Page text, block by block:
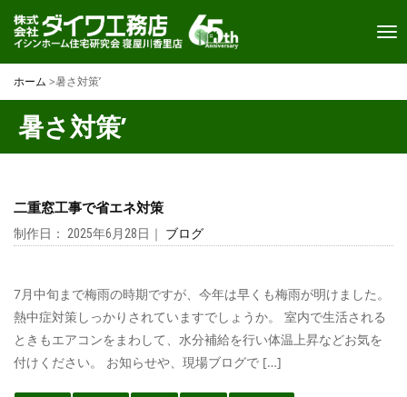
ホーム >暑さ対策’
暑さ対策’
二重窓工事で省エネ対策
制作日： 2025年6月28日｜ ブログ
7月中旬まで梅雨の時期ですが、今年は早くも梅雨が明けました。
熱中症対策しっかりされていますでしょうか。 室内で生活される
ときもエアコンをまわして、水分補給を行い体温上昇などお気を
付けください。 お知らせや、現場ブログで […]